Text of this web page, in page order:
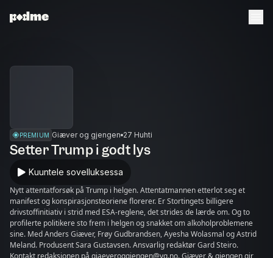
PREMIUM Giæver og gjengen 27 Huhti
Setter Trump i godt lys
Kuuntele sovelluksessa
Nytt attentatforsøk på Trump i helgen. Attentatmannen etterlot seg et
manifest og konspirasjonsteoriene florerer. Er Stortingets billigere
drivstoffinitiativ i strid med ESA-reglene, det strides de lærde om. Og to
profilerte politikere sto frem i helgen og snakket om alkoholproblemene
sine. Med Anders Giæver, Frøy Gudbrandsen, Ayesha Wolasmal og Astrid
Meland. Produsent Sara Gustavsen. Ansvarlig redaktør Gard Steiro.
Kontakt redaksjonen på giaeveroggjengen@vg.no. Giæver & gjengen gir